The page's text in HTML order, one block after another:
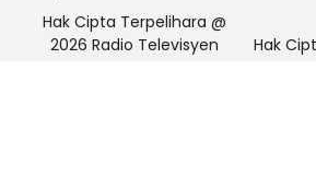
Hak Cipta Terpelihara @
2026 Radio Televisyen
Hak